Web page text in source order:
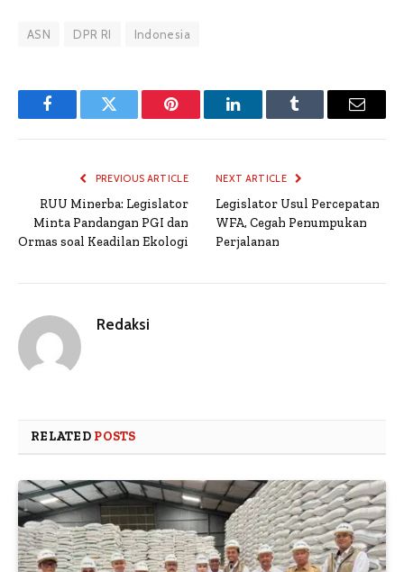
ASN DPR RI Indonesia
FacebookTwitter Pinterest LinkedInTumblr Email
PREVIOUS ARTICLE
RUU Minerba: Legislator
Minta Pandangan PGI dan
Ormas soal Keadilan Ekologi
NEXT ARTICLE
Legislator Usul Percepatan
WFA, Cegah Penumpukan
Perjalanan
Redaksi
RELATED POSTS